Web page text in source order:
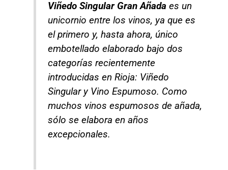
Viñedo Singular Gran Añada es un
unicornio entre los vinos, ya que es
el primero y, hasta ahora, único
embotellado elaborado bajo dos
categorías recientemente
introducidas en Rioja: Viñedo
Singular y Vino Espumoso. Como
muchos vinos espumosos de añada,
sólo se elabora en años
excepcionales.